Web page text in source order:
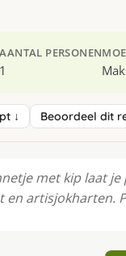
AANTAL PERSONEN
1
↓ Beoordeel dit
met kip laat
artisjokharten.